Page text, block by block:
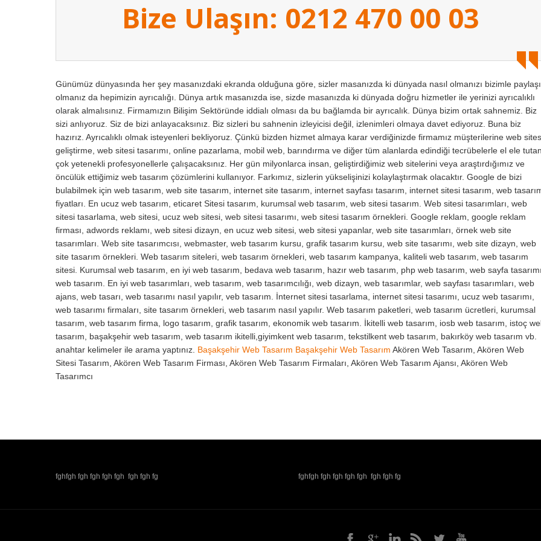
Bize Ulaşın: 0212 470 00 03
Günümüz dünyasında her şey masanızdaki ekranda olduğuna göre, sizler masanızda ki dünyada nasıl olmanızı bizimle
olmanız da hepimizin ayrıcalığı. Dünya artık masanızda ise, sizde masanızda ki dünyada doğru hizmetler ile yerinizi ayrıcalıklı
olarak almalısınız. Firmamızın Bilişim Sektöründe iddialı olması da bu bağlamda bir ayrıcalık. Dünya bizim ortak sahnemiz. Biz
sizi anlıyoruz. Siz de bizi anlayacaksınız. Biz sizleri bu sahnenin izleyicisi değil, izlenimleri olmaya davet ediyoruz. Buna biz
hazırız. Ayrıcalıklı olmak isteyenleri bekliyoruz. Çünkü bizden hizmet almaya karar verdiğinizde firmamız müşterilerine web
geliştirme, web sitesi tasarımı, online pazarlama, mobil web, barındırma ve diğer tüm alanlarda edindiği tecrübelerle el ele tutan
çok yetenekli profesyonellerle çalışacaksınız. Her gün milyonlarca insan, geliştirdiğimiz web sitelerini veya araştırdığımız ve
öncülük ettiğimiz web tasarım çözümlerini kullanıyor. Farkımız, sizlerin yükselişinizi kolaylaştırmak olacaktır. Google de bizi
bulabilmek için web tasarım, web site tasarım, internet site tasarım, internet sayfası tasarım, internet sitesi tasarım, web
fiyatları. En ucuz web tasarım, eticaret Sitesi tasarım, kurumsal web tasarım, web sitesi tasarım. Web sitesi tasarımları, web
sitesi tasarlama, web sitesi, ucuz web sitesi, web sitesi tasarımı, web sitesi tasarım örnekleri. Google reklam, google reklam
firması, adwords reklamı, web sitesi dizayn, en ucuz web sitesi, web sitesi yapanlar, web site tasarımları, örnek web site
tasarımları. Web site tasarımcısı, webmaster, web tasarım kursu, grafik tasarım kursu, web site tasarımı, web site dizayn, web
site tasarım örnekleri. Web tasarım siteleri, web tasarım örnekleri, web tasarım kampanya, kaliteli web tasarım, web tasarım
sitesi. Kurumsal web tasarım, en iyi web tasarım, bedava web tasarım, hazır web tasarım, php web tasarım, web sayfa
web tasarım. En iyi web tasarımları, web tasarım, web tasarımcılığı, web dizayn, web tasarımlar, web sayfası tasarımları, web
ajans, web tasarı, web tasarımı nasıl yapılır, veb tasarım. İnternet sitesi tasarlama, internet sitesi tasarımı, ucuz web tasarımı,
web tasarımı firmaları, site tasarım örnekleri, web tasarım nasıl yapılır. Web tasarım paketleri, web tasarım ücretleri, kurumsal
tasarım, web tasarım firma, logo tasarım, grafik tasarım, ekonomik web tasarım. İkitelli web tasarım, iosb web tasarım, istoç
tasarım, başakşehir web tasarım, web tasarım ikitelli,giyimkent web tasarım, tekstilkent web tasarım, bakırköy web tasarım vb.
anahtar kelimeler ile arama yaptınız. Başakşehir Web Tasarım Başakşehir Web Tasarım Akören Web Tasarım, Akören Web
Sitesi Tasarım, Akören Web Tasarım Firması, Akören Web Tasarım Firmaları, Akören Web Tasarım Ajansı, Akören Web
Tasarımcı
fghfgh fgh fgh fgh fgh fgh fgh fg fghfgh fgh fgh fgh fgh fgh fgh fg